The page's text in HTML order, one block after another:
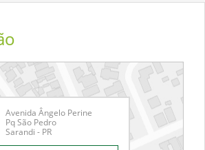
Avenida Ângelo Perine
Pq São Pedro
Sarandi - PR